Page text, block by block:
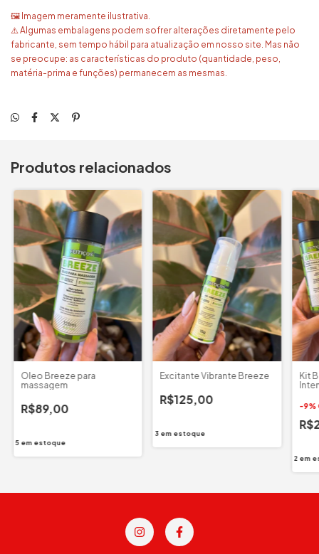
🖼️ Imagem meramente ilustrativa.
⚠️ Algumas embalagens podem sofrer alterações diretamente pelo
fabricante, sem tempo hábil para atualização em nosso site. Mas não
se preocupe: as características do produto (quantidade, peso,
matéria-prima e funções) permanecem as mesmas.
Produtos relacionados
Óleo Breeze para
massagem
R$89,00
5 em estoque
Excitante Vibrante Breeze
R$125,00
3 em estoque
Kit
-9%
2 em